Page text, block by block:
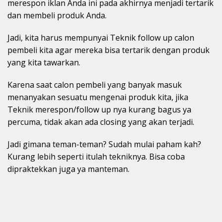
merespon iklan Anda ini pada akhirnya menjadi tertarik
dan membeli produk Anda.
Jadi, kita harus mempunyai Teknik follow up calon
pembeli kita agar mereka bisa tertarik dengan produk
yang kita tawarkan.
Karena saat calon pembeli yang banyak masuk
menanyakan sesuatu mengenai produk kita, jika
Teknik merespon/follow up nya kurang bagus ya
percuma, tidak akan ada closing yang akan terjadi.
Jadi gimana teman-teman? Sudah mulai paham kah?
Kurang lebih seperti itulah tekniknya. Bisa coba
dipraktekkan juga ya manteman.